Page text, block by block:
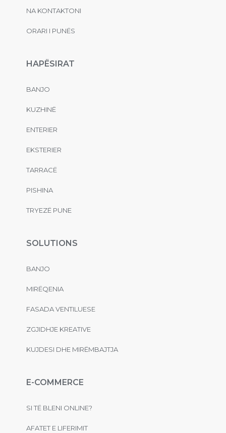
NA KONTAKTONI
ORARI I PUNËS
HAPËSIRAT
BANJO
KUZHINË
ENTERIER
EKSTERIER
TARRACË
PISHINA
TRYEZË PUNE
SOLUTIONS
BANJO
MIRËQENIA
FASADA VENTILUESE
ZGJIDHJE KREATIVE
KUJDESI DHE MIRËMBAJTJA
E-COMMERCE
SI TË BLENI ONLINE?
AFATET E LIFERIMIT